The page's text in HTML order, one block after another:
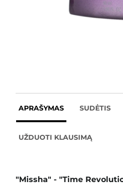
APRAŠYMAS SUDĖTIS
UŽDUOTI KLAUSIMĄ
"Missha" - "Time